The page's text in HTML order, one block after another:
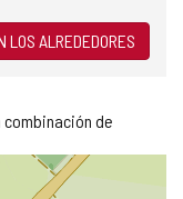
LOS ALREDEDORES
combinación de